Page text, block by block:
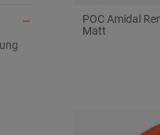
POC Amidal
Matt